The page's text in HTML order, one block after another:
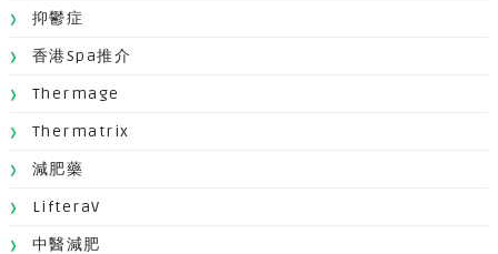
抑鬱症
香港Spa推介
Thermage
Thermatrix
減肥藥
LifteraV
中醫減肥